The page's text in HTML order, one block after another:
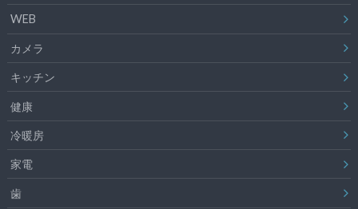
WEB
カメラ
キッチン
健康
冷暖房
家電
歯